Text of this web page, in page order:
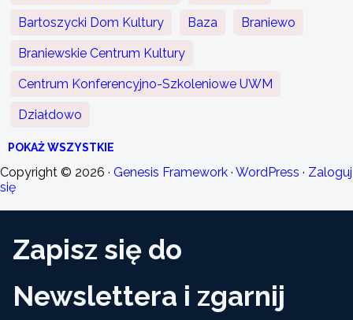
Bartoszycki Dom Kultury Baza Braniewo
Braniewskie Centrum Kultury
Centrum Konferencyjno-Szkoleniowe UWM
Działdowo
POKAŻ WSZYSTKIE
Copyright © 2026 · Genesis Framework · WordPress · Zaloguj
się
Zapisz się do
Newslettera i zgarnij